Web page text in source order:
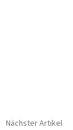
Nächster Artikel